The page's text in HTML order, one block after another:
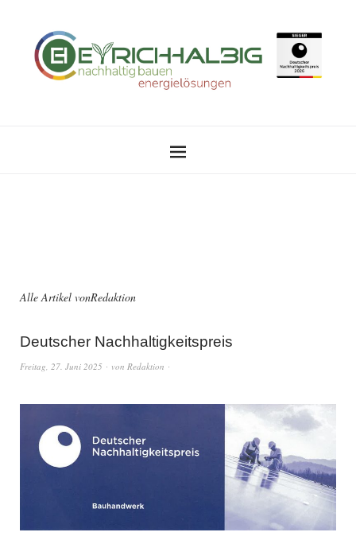
Alle Artikel vonRedaktion
Deutscher Nachhaltigkeitspreis
Freitag, 27. Juni 2025 von Redaktion